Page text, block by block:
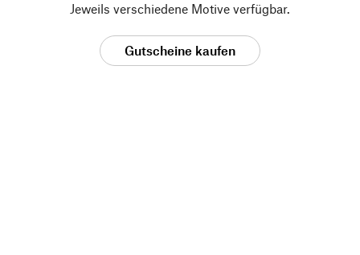
Jeweils verschiedene Motive verfügbar.
Gutscheine kaufen